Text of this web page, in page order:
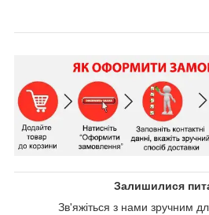
Залишилися
Зв'яжіться з нами зручним